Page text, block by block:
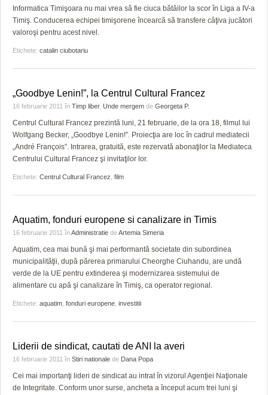
SFATUL MEDICULUI
SFATURI JURIDICE
Informatica Timişoara nu mai vrea să fie ciuca bătăilor la scor în Liga a IV-a
Timiş. Conducerea echipei timişorene încearcă să transfere câţiva jucători
valoroşi pentru acest nivel.
Etichete: catalin ciubotariu
„Goodbye Lenin!”, la Centrul Cultural Francez
16 februarie 2011 în Timp liber, Unde mergem de Georgeta P.
Centrul Cultural Francez prezintă luni, 21 februarie, de la ora 18, filmul lui
Wolfgang Becker, „Goodbye Lenin!”. Proiecţia are loc în cadrul mediatecii
„André François”. Intrarea, gratuită, este rezervată abonaţilor la Mediateca
Centrului Cultural Francez şi invitaţilor lor.
Etichete: Centrul Cultural Francez film
Aquatim, fonduri europene si canalizare in Timis
16 februarie 2011 înAdministratie deArtemia Simeria
Aquatim, cea mai bună şi mai performantă societate din subordinea
municipalităţii, după părerea primarului Cheorghe Ciuhandu, are undă
verde de la UE pentru extinderea şi modernizarea sistemului de
alimentare cu apă şi canalizare în Timiş, ca operator regional.
Etichete: aquatim fonduri europene investitii
Liderii de sindicat, cautati de ANI la averi
16 februarie 2011 în Stiri nationale de Dana Popa
Cei mai importanţi lideri de sindicat au intrat în vizorul Agenţiei Naţionale
de Integritate. Conform unor surse, ancheta a început acum trei luni şi